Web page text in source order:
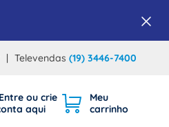
Televendas (19) 3446-7400